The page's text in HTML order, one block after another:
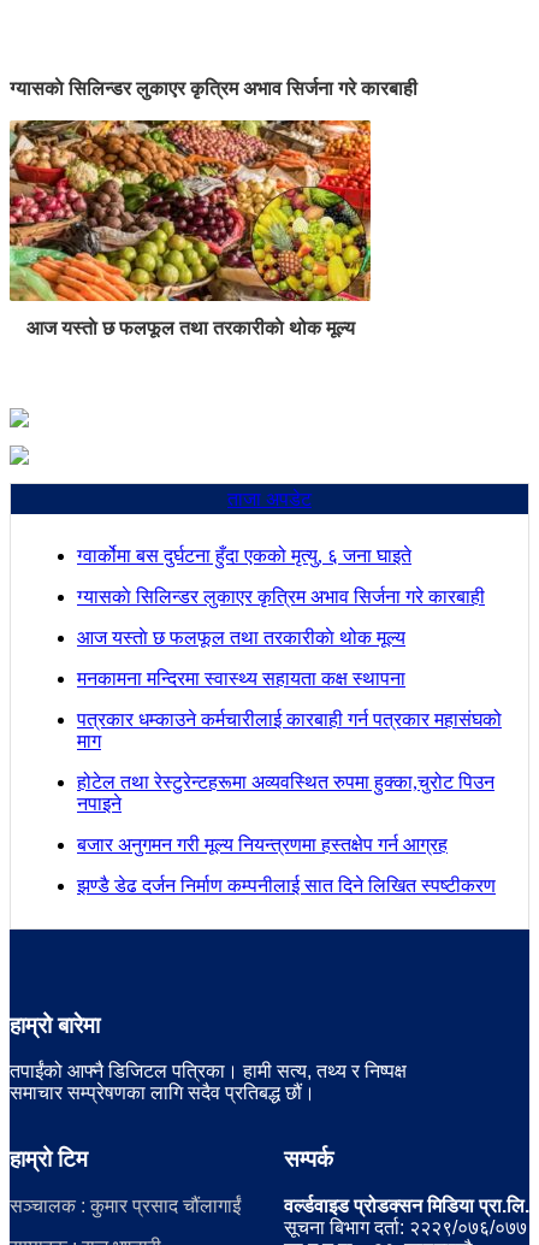
ग्यासकाे सिलिन्डर लुकाएर कृत्रिम अभाव सिर्जना गरे कारबाही
आज यस्ताे छ फलफूल तथा तरकारीकाे थोक मूल्य
ताजा अपडेट
ग्वार्कोमा बस दुर्घटना हुँदा एकको मृत्यु, ६ जना घाइते
ग्यासकाे सिलिन्डर लुकाएर कृत्रिम अभाव सिर्जना गरे कारबाही
आज यस्ताे छ फलफूल तथा तरकारीकाे थोक मूल्य
मनकामना मन्दिरमा स्वास्थ्य सहायता कक्ष स्थापना
पत्रकार धम्काउने कर्मचारीलाई कारबाही गर्न पत्रकार महासंघको
माग
होटेल तथा रेस्टुरेन्टहरूमा अव्यवस्थित रुपमा हुक्का,चुरोट पिउन
नपाइने
बजार अनुगमन गरी मूल्य नियन्त्रणमा हस्तक्षेप गर्न आग्रह
झण्डै डेढ दर्जन निर्माण कम्पनीलाई सात दिने लिखित स्पष्टीकरण
हाम्रो बारेमा
तपाईंको आफ्नै डिजिटल पत्रिका। हामी सत्य, तथ्य र निष्पक्ष
समाचार सम्प्रेषणका लागि सदैव प्रतिबद्ध छौं।
हाम्रो टिम
सञ्चालक : कुमार प्रसाद चौंलागाईं
सम्पर्क
वर्ल्डवाइड प्रोडक्सन मिडिया प्रा.लि.
सूचना बिभाग दर्ता: २२२९/०७६/०७७